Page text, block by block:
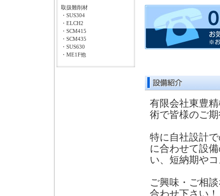
取扱難削材
・SUS304
・ELCH2
・SCM415
・SCM435
・SUS630
・ME1F他
有限会社東豊
術で皆様のご
特に自社設計
に合わせて設
い、短納期や
ご興味・ご相
合わせ下さい！